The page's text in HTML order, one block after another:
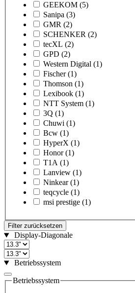
GEEKOM (5)
Sanipa (3)
GMR (2)
SCHENKER (2)
tecXL (2)
GPD (2)
Western Digital (1)
Fischer (1)
Thomson (1)
Lexibook (1)
NTT System (1)
3Q (1)
Chuwi (1)
Bcw (1)
HyperX (1)
Honor (1)
T1A (1)
Lanview (1)
Ninkear (1)
teqcycle (1)
msi prestige (1)
Filter zurücksetzen
Display-Diagonale
Betriebssystem
Betriebssystem